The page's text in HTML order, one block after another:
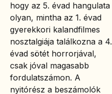
hogy az 5. évad hangulata
olyan, mintha az 1. évad
gyerekkori kalandfilmes
nosztalgiája találkozna a 4.
évad sötét horrorjával,
csak jóval magasabb
fordulatszámon. A
nyitórész a beszámolók